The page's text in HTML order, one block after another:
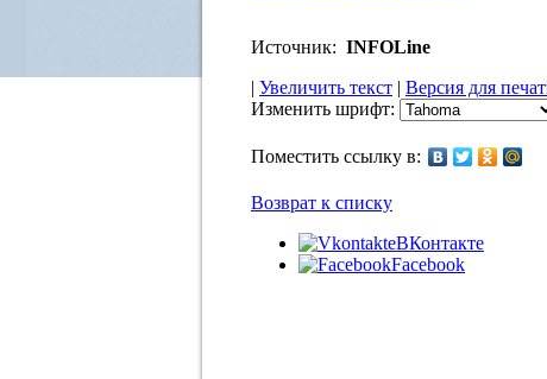
Источник: INFOLine
| Увеличить текст | Версия для
Изменить шрифт:
Поместить ссылку в:
Возврат к списку
ВКонтакте
Facebook